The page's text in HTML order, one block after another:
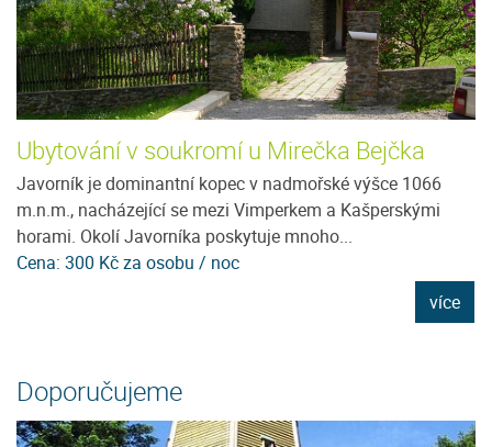
Ubytování v soukromí u Mirečka Bejčka
Javorník je dominantní kopec v nadmořské výšce 1066
m.n.m., nacházející se mezi Vimperkem a Kašperskými
horami. Okolí Javorníka poskytuje mnoho...
Cena: 300 Kč za osobu / noc
více
Doporučujeme